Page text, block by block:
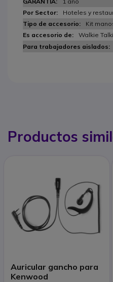
Hoteles y
Kit
Walkie
Productos
Auricular gancho para
Kenwood